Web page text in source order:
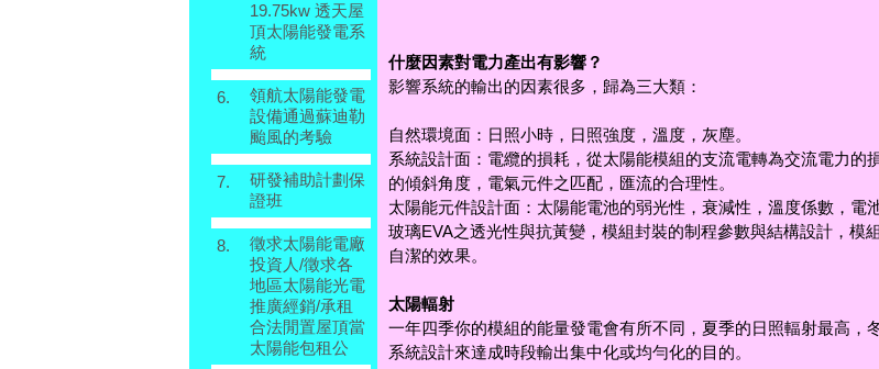
19.75kw 透天屋
頂太陽能發電系
統
6.
領航太陽能發電
設備通過蘇迪勒
颱風的考驗
7.
研發補助計劃保
證班
8.
徵求太陽能電廠
投資人/徵求各
地區太陽能光電
推廣經銷/承租
合法閒置屋頂當
太陽能包租公
什麼因素對電力產出有影響？
影響系統的輸出的因素很多，歸為三大類：
自然環境面：日照小時，日照強度，溫度，灰塵。
系統設計面：電纜的損耗，從太陽能模組的支流電轉為交流電力的
的傾斜角度，電氣元件之匹配，匯流的合理性。
太陽能元件設計面：太陽能電池的弱光性，衰減性，溫度係數，電
玻璃EVA之透光性與抗黃變，模組封裝的制程參數與結構設計，模
自潔的效果。
太陽輻射
一年四季你的模組的能量發電會有所不同，夏季的日照輻射最高，
系統設計來達成時段輸出集中化或均勻化的目的。